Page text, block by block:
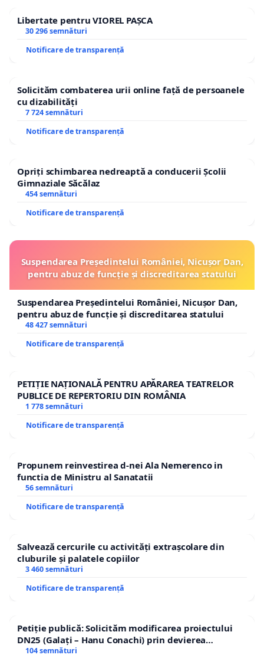
Libertate pentru VIOREL PAȘCA
30 296 semnături
Notificare de transparență
Solicităm combaterea urii online față de persoanele
cu dizabilități
7 724 semnături
Notificare de transparență
Opriți schimbarea nedreaptă a conducerii Școlii
Gimnaziale Săcălaz
454 semnături
Notificare de transparență
Suspendarea Președintelui României, Nicușor Dan,
pentru abuz de funcție și discreditarea statului
Suspendarea Președintelui României, Nicușor Dan,
pentru abuz de funcție și discreditarea statului
48 427 semnături
Notificare de transparență
PETIȚIE NAȚIONALĂ PENTRU APĂRAREA TEATRELOR
PUBLICE DE REPERTORIU DIN ROMÂNIA
1 778 semnături
Notificare de transparență
Propunem reinvestirea d-nei Ala Nemerenco in
functia de Ministru al Sanatatii
56 semnături
Notificare de transparență
Salvează cercurile cu activități extrașcolare din
cluburile și palatele copiilor
3 460 semnături
Notificare de transparență
Petiție publică: Solicităm modificarea proiectului
DN25 (Galați – Hanu Conachi) prin devierea
traseului în afara localităților!
104 semnături